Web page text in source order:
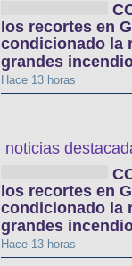
los recortes en
condicionado la
grandes
Hace 13 horas
noticias
los recortes en
condicionado la
grandes
Hace 13 horas